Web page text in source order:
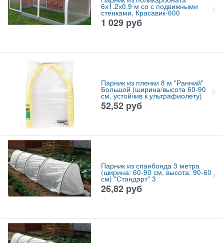
6х1.2х0.9 м со с подвижными
стенками, Красавик-600
1 029 руб
Парник из пленки 8 м "Ранний"
Большой (ширина/высота 60-90
см, устойчив к ультрафиолету)
52,52 руб
Парник из спанбонда 3 метра
(ширина: 60-90 см, высота: 90-60
см) "Стандарт" 3
26,82 руб